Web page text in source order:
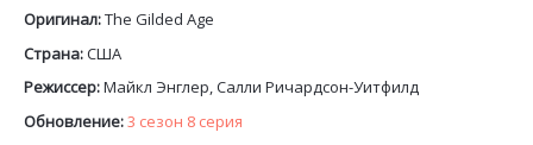
Оригинал:The Gilded Age
Страна:США
Режиссер:Майкл Энглер, Салли Ричардсон-Уитфилд
Обновление:3 сезон 8 серия